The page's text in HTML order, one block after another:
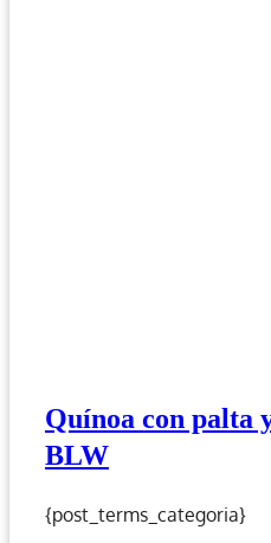
Quínoa con palta
BLW
{post_terms_categoria}